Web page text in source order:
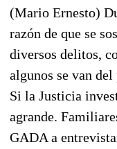
(Mario Ernesto)
razón de que se
diversos delitos,
algunos se van
Si la Justicia
agrande.
GADA a